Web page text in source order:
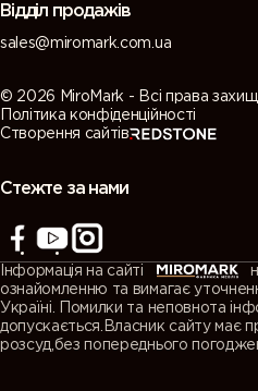
Відділ продажів
sales@miromark.com.ua
© 2026 MiroMark - Всі права
Політика конфіденційності
Створення сайтів
Стежте за нами
Інформація на сайті
ознайомленню та вимагає
Україні. Помилки та неповнота
допускається.Власник сайту має
розсуд,без попереднього